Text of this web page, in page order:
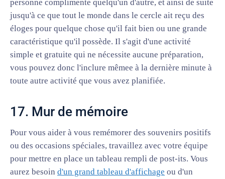
personne complimente quelqu'un d'autre, et ainsi de suite
jusqu'à ce que tout le monde dans le cercle ait reçu des
éloges pour quelque chose qu'il fait bien ou une grande
caractéristique qu'il possède. Il s'agit d'une activité
simple et gratuite qui ne nécessite aucune préparation,
vous pouvez donc l'inclure mêmee à la dernière minute à
toute autre activité que vous avez planifiée.
17. Mur de mémoire
Pour vous aider à vous remémorer des souvenirs positifs
ou des occasions spéciales, travaillez avec votre équipe
pour mettre en place un tableau rempli de post-its. Vous
aurez besoin d'un grand tableau d'affichage ou d'un